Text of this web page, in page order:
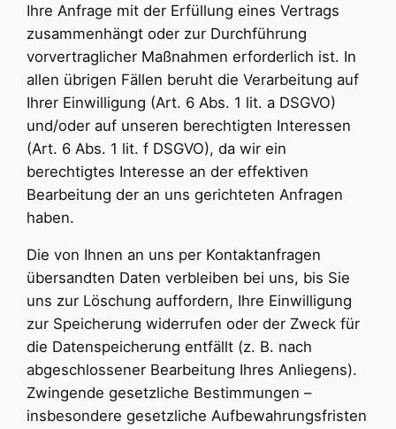
Ihre Anfrage mit der Erfüllung eines Vertrags
zusammenhängt oder zur Durchführung
vorvertraglicher Maßnahmen erforderlich ist. In
allen übrigen Fällen beruht die Verarbeitung auf
Ihrer Einwilligung (Art. 6 Abs. 1 lit. a DSGVO)
und/oder auf unseren berechtigten Interessen
(Art. 6 Abs. 1 lit. f DSGVO), da wir ein
berechtigtes Interesse an der effektiven
Bearbeitung der an uns gerichteten Anfragen
haben.
Die von Ihnen an uns per Kontaktanfragen
übersandten Daten verbleiben bei uns, bis Sie
uns zur Löschung auffordern, Ihre Einwilligung
zur Speicherung widerrufen oder der Zweck für
die Datenspeicherung entfällt (z. B. nach
abgeschlossener Bearbeitung Ihres Anliegens).
Zwingende gesetzliche Bestimmungen –
insbesondere gesetzliche Aufbewahrungsfristen